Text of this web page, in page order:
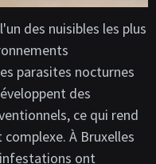
des nuisibles les plus
parasites nocturnes
des
ce qui rend
À Bruxelles
ont